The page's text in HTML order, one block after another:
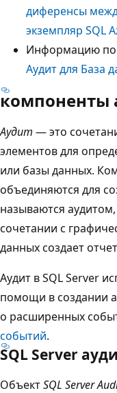
диференсы
экземпляр SQL
Информацию по
Аудит для База
компоненты
Аудит — это
элементов для
или базы данных.
объединяются для
называются
сочетании с
данных создает
Аудит в SQL Server
помощи в создании
о расширенных
событий.
SQL Server
ОбъектSQL Server